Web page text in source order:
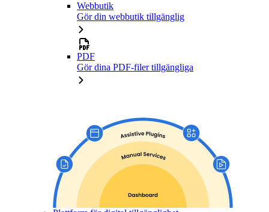
Webbutik
Gör din webbutik tillgänglig
PDF
Gör dina PDF-filer tillgängliga